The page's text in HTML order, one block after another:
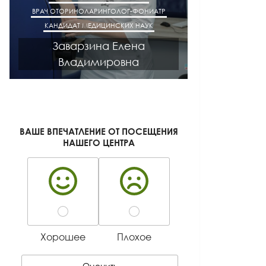
ВРАЧ ОТОРИНОЛАРИНГОЛОГ-ФОНИАТР
КАНДИДАТ МЕДИЦИНСКИХ НАУК
Заварзина Елена
Владимировна
ВАШЕ ВПЕЧАТЛЕНИЕ ОТ ПОСЕЩЕНИЯ
НАШЕГО ЦЕНТРА
Хорошее Плохое